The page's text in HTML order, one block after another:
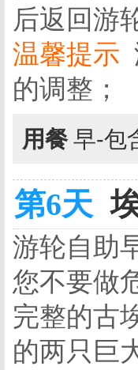
后返回游
温馨提示
的调整；
用餐 早-包
第6天
游轮自助
您不要做
完整的古
的两只巨